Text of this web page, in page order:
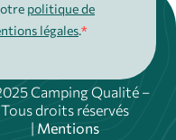
politique de
légales.
Camping Qualité –
Tous droits réservés
| Mentions